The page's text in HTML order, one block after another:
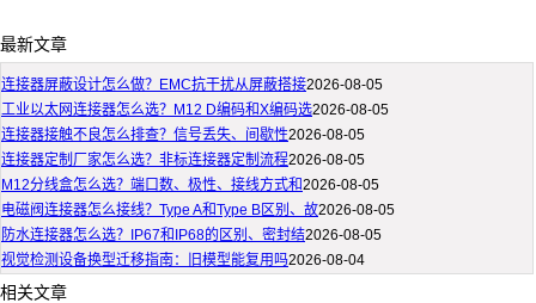
最新文章
连接器屏蔽设计怎么做？EMC抗干扰从屏蔽搭接2026-08-05
工业以太网连接器怎么选？M12 D编码和X编码选2026-08-05
连接器接触不良怎么排查？信号丢失、间歇性2026-08-05
连接器定制厂家怎么选？非标连接器定制流程2026-08-05
M12分线盒怎么选？端口数、极性、接线方式和2026-08-05
电磁阀连接器怎么接线？Type A和Type B区别、故2026-08-05
防水连接器怎么选？IP67和IP68的区别、密封结2026-08-05
视觉检测设备换型迁移指南：旧模型能复用吗2026-08-04
相关文章